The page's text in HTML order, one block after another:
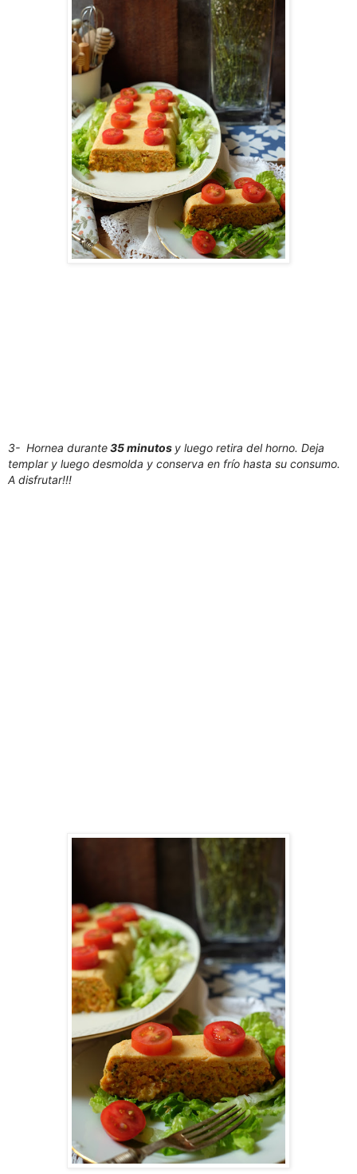
3- Hornea durante35 minutos y luego retira del horno. Deja
templar y luego desmolda y conserva en frío hasta su consumo.
A disfrutar!!!